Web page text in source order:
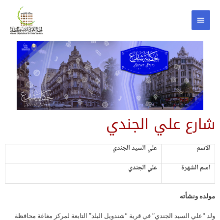
شارع علي الجندي
الاسم
علي السيد الجندي
اسم الشهرة
علي الجندي
مولده ونشأته
ولد “علي السيد الجندي” في قرية “شندويل البلد” التابعة لمركز مغاغة محافظة